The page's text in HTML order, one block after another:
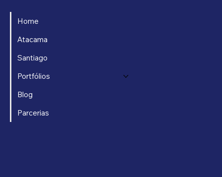
Home
Atacama
Santiago
Portfólios
Blog
Parcerias